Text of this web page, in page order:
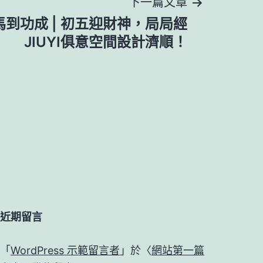
到功成 | 初五迎財神，局局經
JIUYI俱意空間設計濟順！
近期留言
「 WordPress 示範留言者 」於〈網站第一篇